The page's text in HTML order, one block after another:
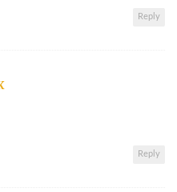
Reply
Reply